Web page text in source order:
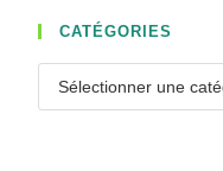
CATÉGORIES